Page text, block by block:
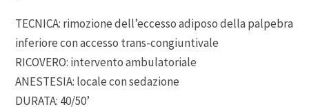
TECNICA: rimozione dell’eccesso adiposo della palpebra
inferiore con accesso trans-congiuntivale
RICOVERO: intervento ambulatoriale
ANESTESIA: locale con sedazione
DURATA: 40/50’